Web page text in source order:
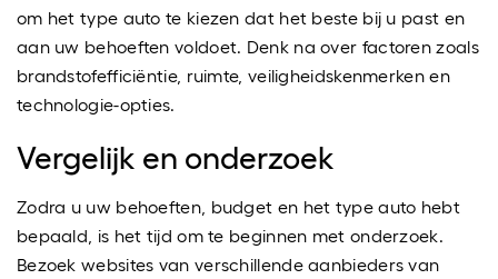
om het type auto te kiezen dat het beste bij u past en
aan uw behoeften voldoet. Denk na over factoren zoals
brandstofefficiëntie, ruimte, veiligheidskenmerken en
technologie-opties.
Vergelijk en onderzoek
Zodra u uw behoeften, budget en het type auto hebt
bepaald, is het tijd om te beginnen met onderzoek.
Bezoek websites van verschillende aanbieders van